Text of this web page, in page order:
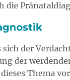
die
der
der
Thema